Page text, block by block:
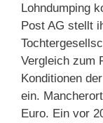
Lohndumping
Post AG stellt
Vergleich zum
Konditionen
ein.
Euro. Ein vor